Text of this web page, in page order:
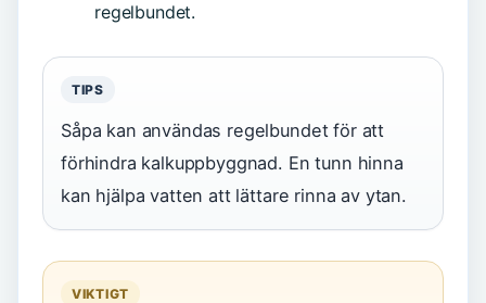
regelbundet.
TIPS
Såpa kan användas regelbundet för att
förhindra kalkuppbyggnad. En tunn hinna
kan hjälpa vatten att lättare rinna av ytan.
VIKTIGT